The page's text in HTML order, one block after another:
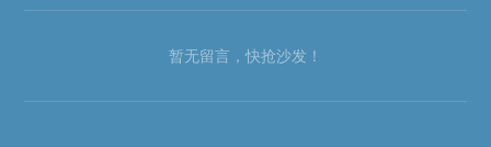
暂无留言，快抢沙发！